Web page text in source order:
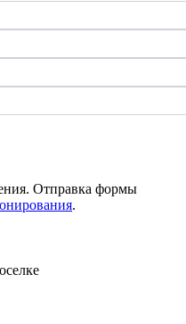
Отправка формы
.